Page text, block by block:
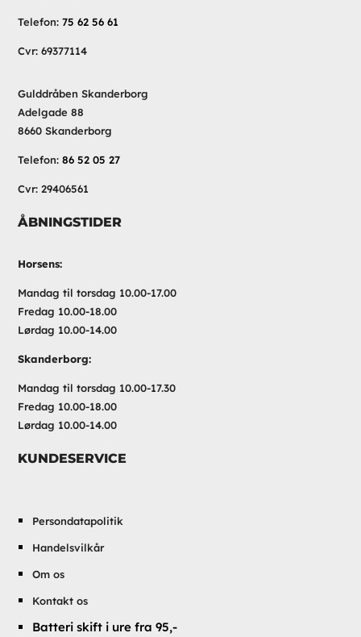
Telefon:75 62 56 61
Cvr: 69377114
Gulddråben Skanderborg
Adelgade 88
8660 Skanderborg
Telefon:86 52 05 27
Cvr: 29406561
ÅBNINGSTIDER
Horsens:
Mandag til torsdag 10.00-17.00
Fredag 10.00-18.00
Lørdag 10.00-14.00
Skanderborg:
Mandag til torsdag 10.00-17.30
Fredag 10.00-18.00
Lørdag 10.00-14.00
KUNDESERVICE
Persondatapolitik
Handelsvilkår
Om os
Kontakt os
Batteri skift i ure fra 95,-